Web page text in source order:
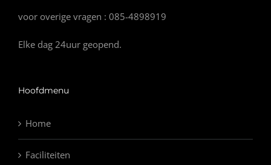
voor overige vragen : 085-4898919
Elke dag 24uur geopend.
Hoofdmenu
Home
Faciliteiten